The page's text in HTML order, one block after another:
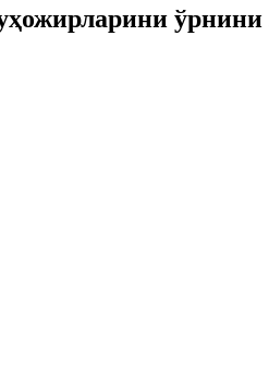
ўрнини